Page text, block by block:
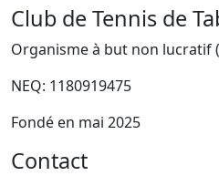
Club de Tennis de
Organisme à but non lucratif
NEQ: 1180919475
Fondé en mai 2025
Contact